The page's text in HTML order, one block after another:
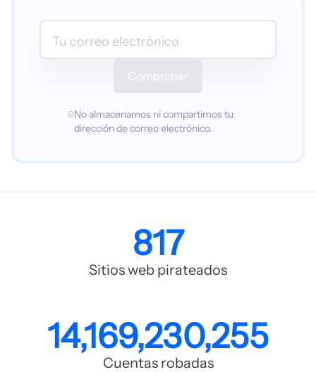
Comprobar
No almacenamos ni compartimos tu
dirección de correo electrónico.
817
Sitios web pirateados
14,169,230,255
Cuentas robadas